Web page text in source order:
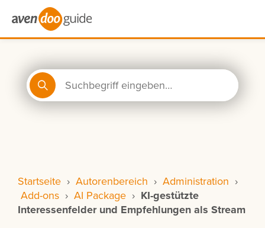
Startseite › Autorenbereich › Administration ›
Add-ons › AI Package › KI-gestützte
Interessenfelder und Empfehlungen als Stream